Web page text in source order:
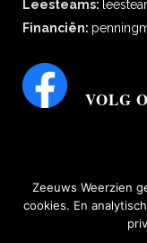
Leesteams:
Financiën:
VOLG
bescherming
Zeeuws Weerzien
cookies. En